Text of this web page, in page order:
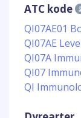
ATC kode
QI07AE01
QI07AE
QI07A
QI07
QI